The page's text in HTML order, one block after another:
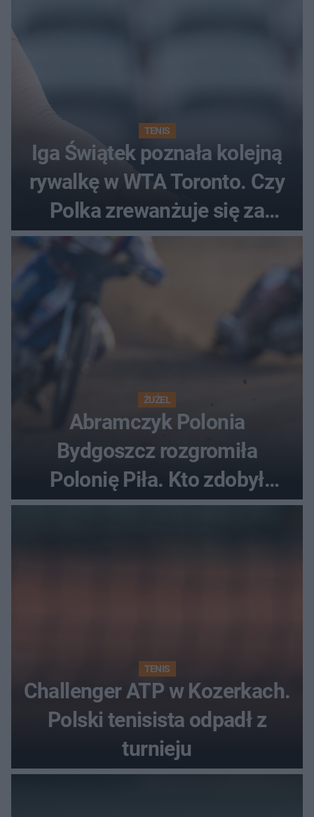
TENIS
Iga Świątek poznała kolejną
rywalkę w WTA Toronto. Czy
Polka zrewanżuje się za
ostatnią porażkę?
ŻUŻEL
Abramczyk Polonia
Bydgoszcz rozgromiła
Polonię Piła. Kto zdobył
najwięcej punktów?
TENIS
Challenger ATP w Kozerkach.
Polski tenisista odpadł z
turnieju